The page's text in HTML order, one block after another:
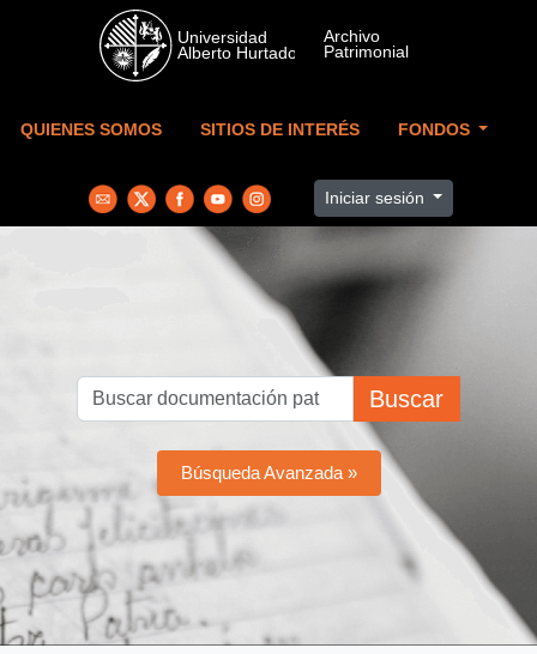
Skip to main content
QUIENES SOMOS SITIOS DE INTERÉS FONDOS
Iniciar sesión
Buscar
Búsqueda Avanzada »